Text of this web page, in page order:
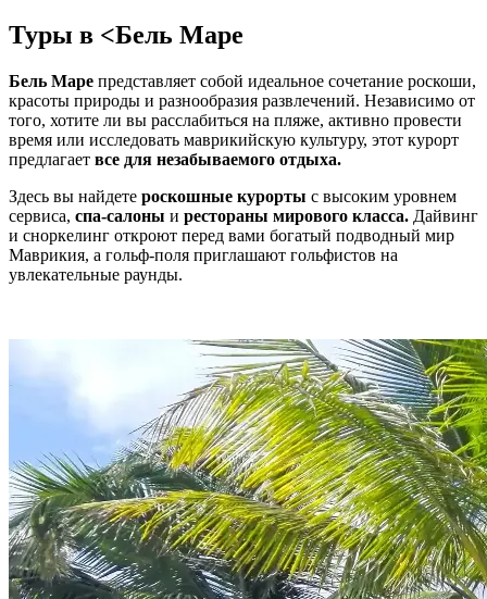
Туры в <Бель Маре
Бель Маре представляет собой идеальное сочетание роскоши,
красоты природы и разнообразия развлечений. Независимо от
того, хотите ли вы расслабиться на пляже, активно провести
время или исследовать маврикийскую культуру, этот курорт
предлагает все для незабываемого отдыха.
Здесь вы найдете роскошные курорты с высоким уровнем
сервиса, спа-салоны и рестораны мирового класса. Дайвинг
и сноркелинг откроют перед вами богатый подводный мир
Маврикия, а гольф-поля приглашают гольфистов на
увлекательные раунды.